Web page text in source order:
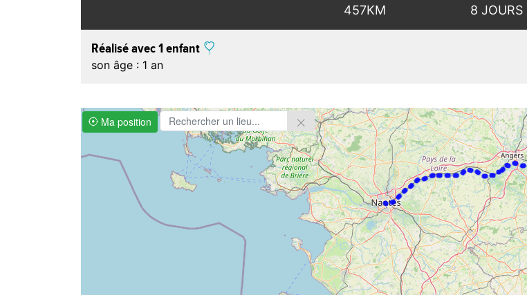
457KM 8 JOURS
Réalisé avec 1 enfant
son âge : 1 an
Ma position